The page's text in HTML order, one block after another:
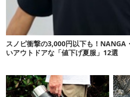
スノピ衝撃の3,000円以下も！
いアウトドアな「値下げ夏服」12選